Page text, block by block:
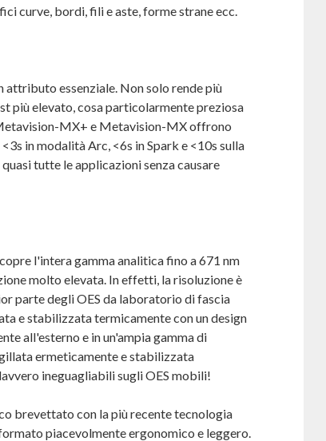
curve, bordi, fili e aste, forme strane ecc.
attributo essenziale. Non solo rende più
più elevato, cosa particolarmente preziosa
MX+ e Metavision-MX offrono
in modalità Arc, <6s in Spark e <10s sulla
tutte le applicazioni senza causare
l'intera gamma analitica fino a 671 nm
molto elevata. In effetti, la risoluzione è
partedegli OES da laboratorio di fascia
e stabilizzata termicamente con un design
all'esterno e in un'ampia gamma di
ermeticamente e stabilizzata
ineguagliabili sugli OES mobili!
brevettato con la più recente tecnologia
piacevolmente ergonomico e leggero.